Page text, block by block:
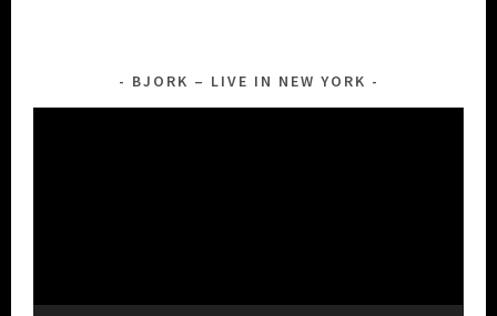
BJORK – LIVE IN NEW YORK